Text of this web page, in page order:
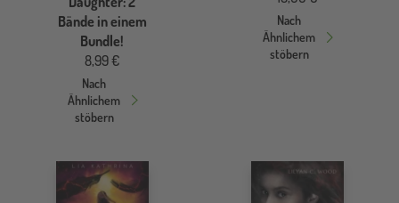
Bände in einem
Bundle!
8,99 €
Nach
Ähnlichem
stöbern
Nach
Ähnlichem
stöbern